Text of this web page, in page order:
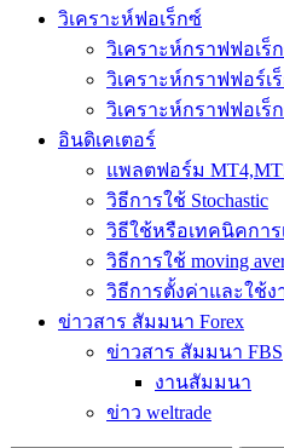
วิเคราะห์ฟอเร็กซ์
วิเคราะห์กราฟฟอเร็
วิเคราะห์กราฟฟอร์เ
วิเคราะห์กราฟฟอเร็
อินดิเคเตอร์
แพลตฟอร์ม
วิธีการใช้ Stochastic
วิธีใช้หรือเทคนิคการ
วิธีการใช้ moving
วิธีการตั้งค่าและใช้ง
ข่าวสาร สัมมนา Forex
ข่าวสาร สัมมนา FBS
งานสัมมนา
ข่าว weltrade